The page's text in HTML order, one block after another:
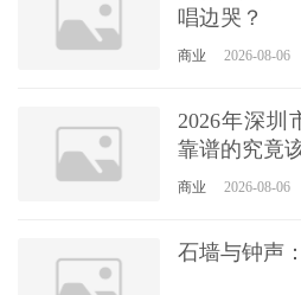
唱边哭？
商业 2026-08-06
2026年深圳
靠谱的究竟
商业 2026-08-06
石墙与钟声